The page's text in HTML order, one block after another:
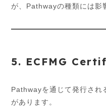
が、Pathwayの種類には影
5. ECFMG
Pathwayを通じて発行さ
があります。